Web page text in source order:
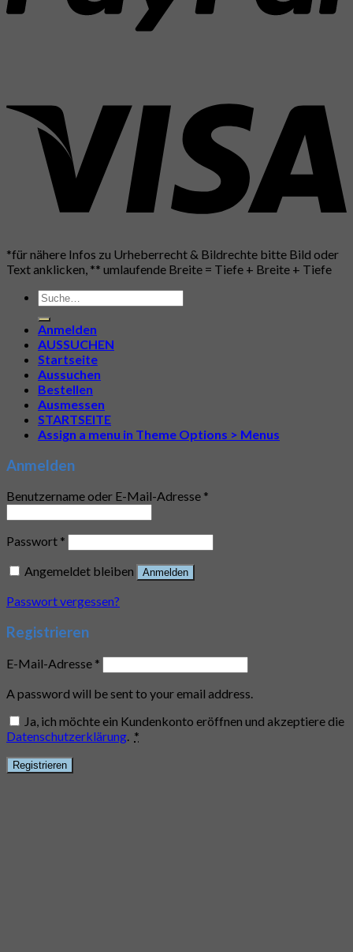
*für nähere Infos zu Urheberrecht & Bildrechte bitte Bild oder
Text anklicken, ** umlaufende Breite = Tiefe + Breite + Tiefe
Suche
nach:
Anmelden
AUSSUCHEN
Startseite
Aussuchen
Bestellen
Ausmessen
STARTSEITE
Assign a menu in Theme Options > Menus
Anmelden
Benutzername oder E-Mail-Adresse *
Passwort *
Angemeldet bleiben
Anmelden
Passwort vergessen?
Registrieren
E-Mail-Adresse *
A password will be sent to your email address.
Ja, ich möchte ein Kundenkonto eröffnen und akzeptiere die
Datenschutzerklärung *
Registrieren